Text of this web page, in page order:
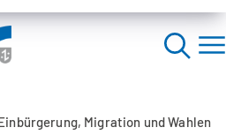
Migration und Wahlen